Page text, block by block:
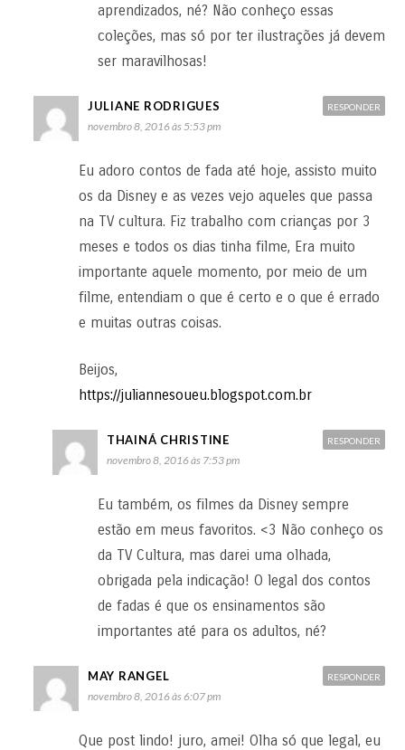
aprendizados, né? Não conheço essas
coleções, mas só por ter ilustrações já devem
ser maravilhosas!
JULIANE RODRIGUES
novembro 8, 2016 às 5:53 pm
Eu adoro contos de fada até hoje, assisto muito
os da Disney e as vezes vejo aqueles que passa
na TV cultura. Fiz trabalho com crianças por 3
meses e todos os dias tinha filme, Era muito
importante aquele momento, por meio de um
filme, entendiam o que é certo e o que é errado
e muitas outras coisas.
Beijos,
https://juliannesoueu.blogspot.com.br
RESPONDER
THAINÁ CHRISTINE
novembro 8, 2016 às 7:53 pm
Eu também, os filmes da Disney sempre
estão em meus favoritos. <3 Não conheço os
da TV Cultura, mas darei uma olhada,
obrigada pela indicação! O legal dos contos
de fadas é que os ensinamentos são
importantes até para os adultos, né?
RESPONDER
MAY RANGEL
novembro 8, 2016 às 6:07 pm
Que post lindo! juro, amei! Olha só que legal, eu
RESPONDER